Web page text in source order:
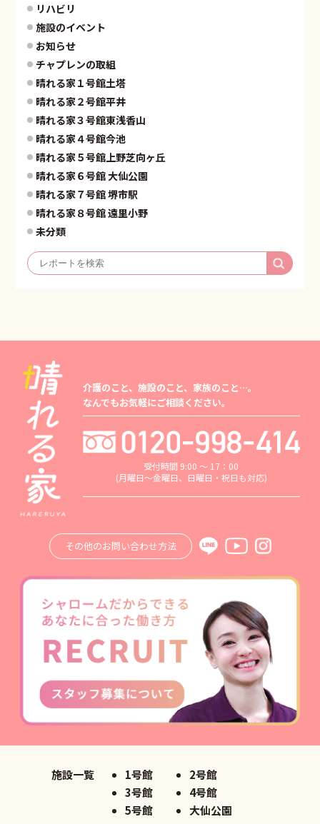
リハビリ
施設のイベント
お知らせ
チャプレンの取組
晴れる家１号館土塔
晴れる家２号館平井
晴れる家３号館東浅香山
晴れる家４号館今池
晴れる家５号館上野芝向ヶ丘
晴れる家６号館 大仙公園
晴れる家７号館 堺市駅
晴れる家８号館 遠里小野
未分類
介護のこと、施設のこと、家族のこと…。
なんでもお気軽にご相談ください。
受付時間 9:00 ～ 17：00
(月曜日～金曜日、日曜日・祝日も対応)
その他のお問い合わせ方法
施設一覧 1号館
2号館
3号館
4号館
5号館
大仙公園